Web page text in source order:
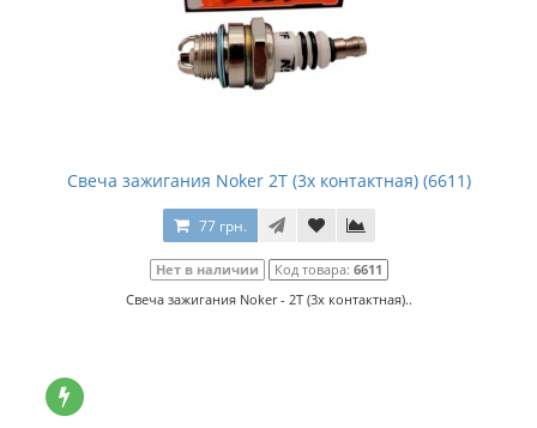
Свеча зажигания Noker 2Т (3х контактная) (6611)
77 грн.
Нет в наличии Код товара: 6611
Свеча зажигания Noker - 2Т (3х контактная)..